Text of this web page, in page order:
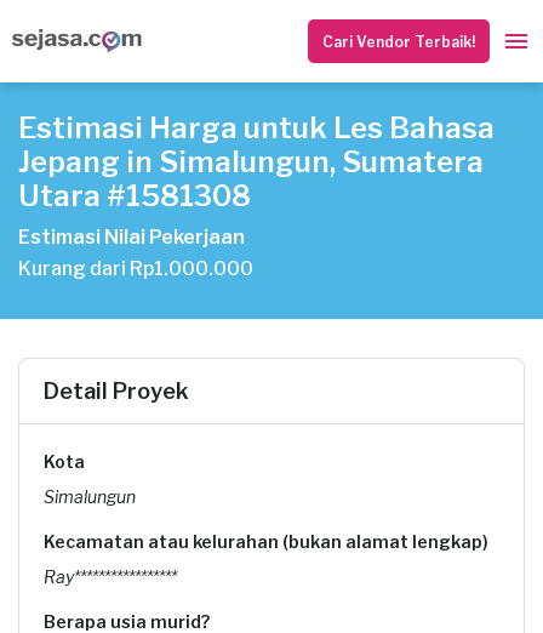
Cari Vendor Terbaik!
Estimasi Harga untuk Les Bahasa
Jepang in Simalungun, Sumatera
Utara #1581308
Estimasi Nilai Pekerjaan
Kurang dari Rp1.000.000
Detail Proyek
Kota
Simalungun
Kecamatan atau kelurahan (bukan alamat lengkap)
Ray*****************
Berapa usia murid?